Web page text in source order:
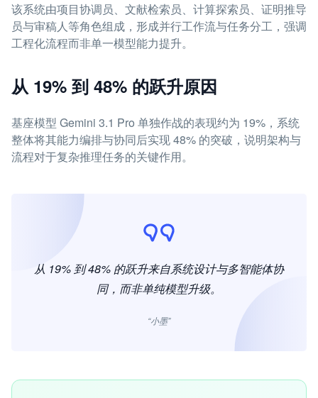
该系统由项目协调员、文献检索员、计算探索员、证明推导
员与审稿人等角色组成，形成并行工作流与任务分工，强调
工程化流程而非单一模型能力提升。
从 19% 到 48% 的跃升原因
基座模型 Gemini 3.1 Pro 单独作战的表现约为 19%，系统
整体将其能力编排与协同后实现 48% 的突破，说明架构与
流程对于复杂推理任务的关键作用。
从 19% 到 48% 的跃升来自系统设计与多智能体协
同，而非单纯模型升级。
“小墨”